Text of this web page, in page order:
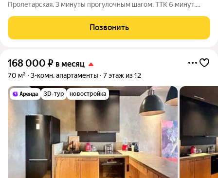
Пролетарская, 3 минуты прогулочным шагом, ТТК 6 минут,
районе. Дом: добротный 17 этажный дом, тихий двор с
шлагбаумом, много
Позвонить
168 000 ₽ в месяц
70 м² 3-комн. апартаменты 7 этаж из 12
3D-тур новостройка